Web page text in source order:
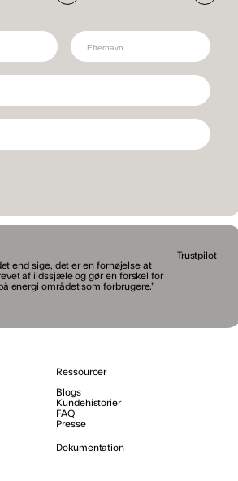
end sige, det er en fornøjelse at
af ildssjæle og gør en forskel for
energi området som forbrugere.”
Trustpilot
Ressourcer
Blogs
Kundehistorier
FAQ
Presse
Dokumentation